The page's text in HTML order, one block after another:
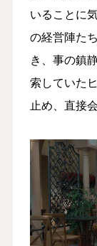
いることに
の経営陣た
き、事の鎮
索していた
止め、直接